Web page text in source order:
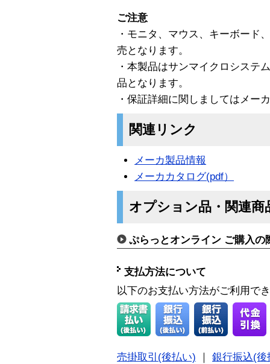
ご注意
・モニタ、マウス、キーボード
売となります。
・本製品はサンマイクロシステ
品となります。
・保証詳細に関しましてはメー
関連リンク
メーカ製品情報
メーカカタログ(pdf）
オプション品・関連商
ぷらっとオンライン ご購入の
支払方法について
以下のお支払い方法がご利用で
売掛取引(後払い)
銀行振込(後